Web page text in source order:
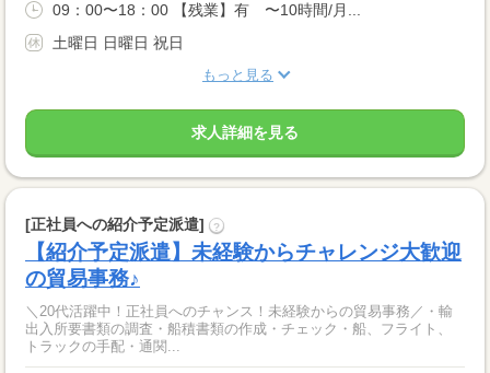
09：00〜18：00 【残業】有 〜10時間/月...
土曜日 日曜日 祝日
もっと見る
求人詳細を見る
[正社員への紹介予定派遣] ?
【紹介予定派遣】未経験からチャレンジ大歓迎
の貿易事務♪
＼20代活躍中！正社員へのチャンス！未経験からの貿易事務／・輸
出入所要書類の調査・船積書類の作成・チェック・船、フライト、
トラックの手配・通関...